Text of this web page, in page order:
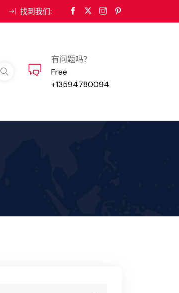
找到我们:
有问题吗？
Free
+13594780094